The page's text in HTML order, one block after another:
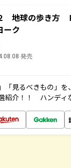
地球の歩き方
ーク
発売
「見るべきもの」
紹介！！ ハンディ